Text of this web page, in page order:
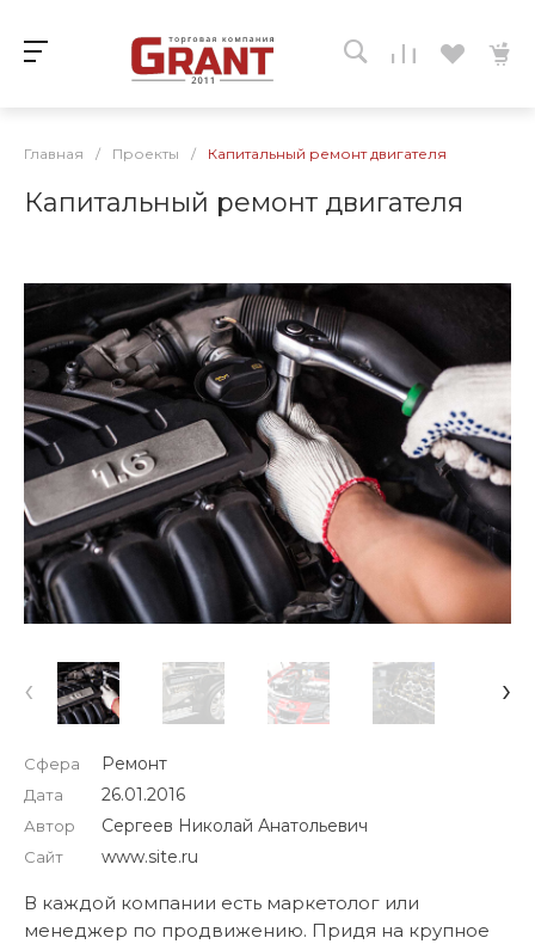
Главная / Проекты / Капитальный ремонт двигателя
Капитальный ремонт двигателя
‹ ›
Сфера
Дата
Автор
Сайт
Ремонт
26.01.2016
Сергеев Николай Анатольевич
www.site.ru
В каждой компании есть маркетолог или
менеджер по продвижению. Придя на крупное